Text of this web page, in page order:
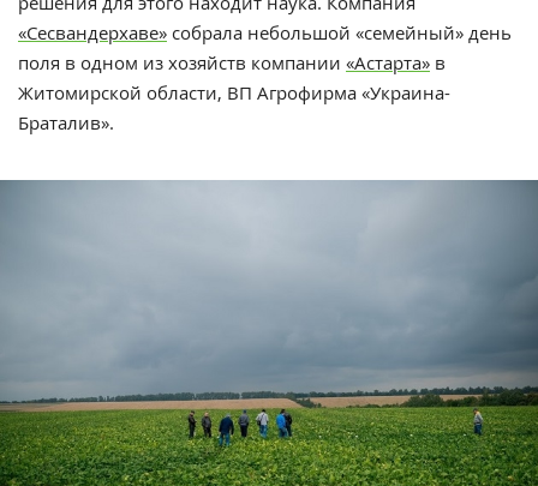
«Сесвандерхаве» собрала небольшой «семейный» день
поля в одном из хозяйств компании «Астарта» в
Житомирской области, ВП Агрофирма «Украина-
Браталив».